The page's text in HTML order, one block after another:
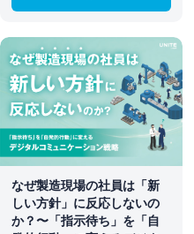
なぜ製造現場の社員は「新
しい方針」に反応しないの
か？〜「指示待ち」を「自